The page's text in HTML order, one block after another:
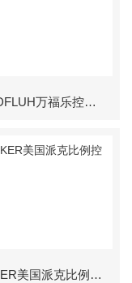
WANDFLUH万福乐控制器模块
PARKER美国派克比例控制阀